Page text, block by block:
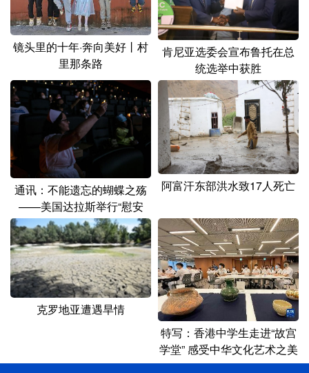
Deutsch Português
镜头里的十年·奔向美好丨村
里那条路
肯尼亚选委会宣布鲁托在总
统选举中获胜
通讯：不能遗忘的蝴蝶之殇
——美国达拉斯举行“慰安
妇”纪念日活动
阿富汗东部洪水致17人死亡
克罗地亚遭遇旱情
特写：香港中学生走进“故宫
学堂” 感受中华文化艺术之美